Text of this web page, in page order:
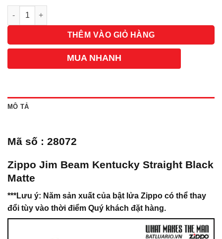
Số lượng
THÊM VÀO GIỎ HÀNG
MUA NHANH
MÔ TẢ
Mã số : 28072
Zippo Jim Beam Kentucky Straight Black
Matte
***Lưu ý: Năm sản xuất của bật lửa Zippo có thể thay
đổi tùy vào thời điểm Quý khách đặt hàng.